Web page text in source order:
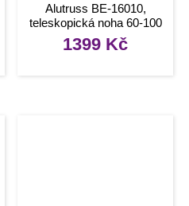
Alutruss BE-16010,
teleskopická noha 60-100
cm
1399 Kč